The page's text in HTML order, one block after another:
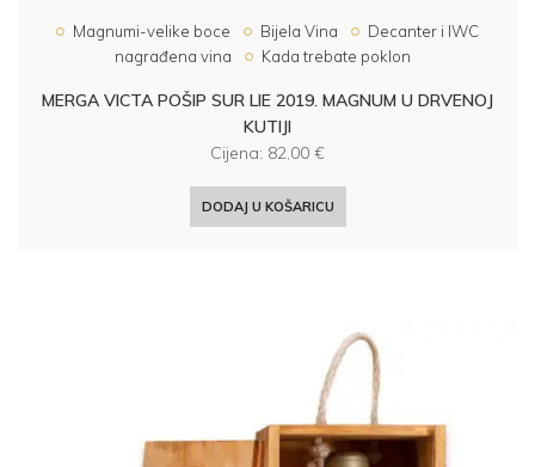
Magnumi-velike boce Bijela Vina
Decanter i IWC
nagrađena vina
Kada trebate poklon
MERGA VICTA POŠIP SUR LIE 2019. MAGNUM U DRVENOJ
KUTIJI
Cijena: 82,00 €
DODAJ U KOŠARICU